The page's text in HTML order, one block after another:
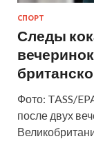
СПОРТ
Следы
Фото: TASS/
после двух